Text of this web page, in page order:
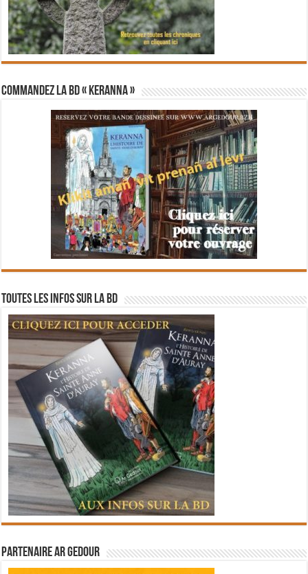
Commandez la BD « Keranna »
Toutes les infos sur la BD
Partenaire Ar Gedour